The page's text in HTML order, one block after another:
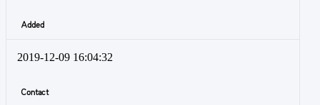
Added
2019-12-09 16:04:32
Contact